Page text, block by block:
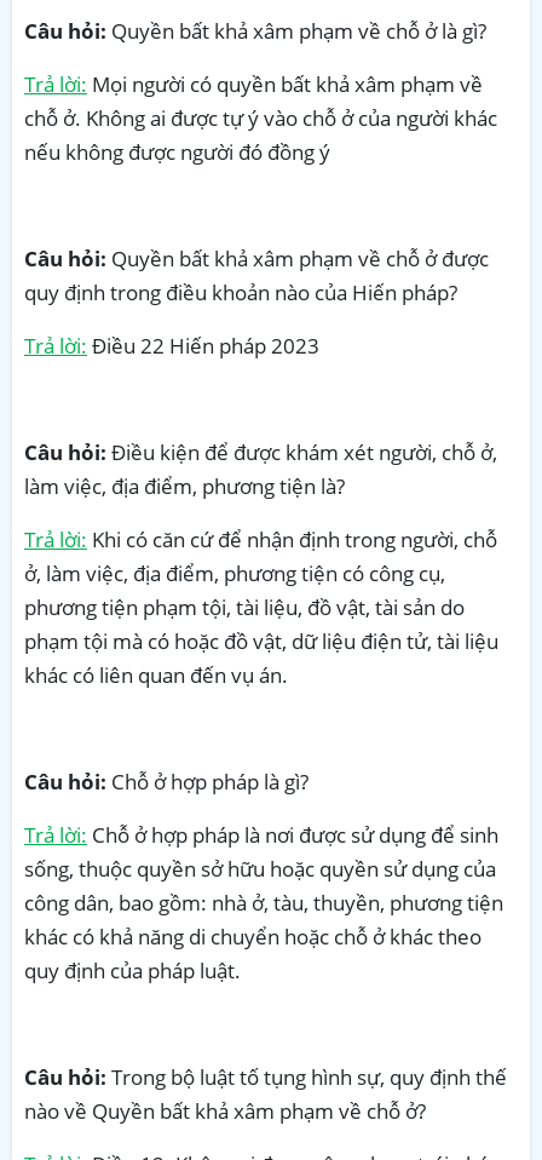
Câu hỏi: Quyền bất khả xâm phạm về chỗ ở là gì?
Trả lời: Mọi người có quyền bất khả xâm phạm về
chỗ ở. Không ai được tự ý vào chỗ ở của người khác
nếu không được người đó đồng ý
Câu hỏi: Quyền bất khả xâm phạm về chỗ ở được
quy định trong điều khoản nào của Hiến pháp?
Trả lời: Điều 22 Hiến pháp 2023
Câu hỏi: Điều kiện để được khám xét người, chỗ ở,
làm việc, địa điểm, phương tiện là?
Trả lời: Khi có căn cứ để nhận định trong người, chỗ
ở, làm việc, địa điểm, phương tiện có công cụ,
phương tiện phạm tội, tài liệu, đồ vật, tài sản do
phạm tội mà có hoặc đồ vật, dữ liệu điện tử, tài liệu
khác có liên quan đến vụ án.
Câu hỏi: Chỗ ở hợp pháp là gì?
Trả lời: Chỗ ở hợp pháp là nơi được sử dụng để sinh
sống, thuộc quyền sở hữu hoặc quyền sử dụng của
công dân, bao gồm: nhà ở, tàu, thuyền, phương tiện
khác có khả năng di chuyển hoặc chỗ ở khác theo
quy định của pháp luật.
Câu hỏi: Trong bộ luật tố tụng hình sự, quy định thế
nào về Quyền bất khả xâm phạm về chỗ ở?